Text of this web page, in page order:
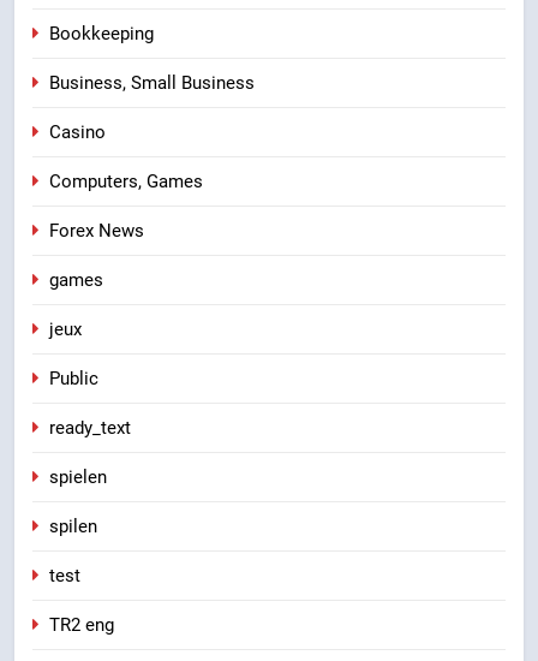
Bookkeeping
Business, Small Business
Casino
Computers, Games
Forex News
games
jeux
Public
ready_text
spielen
spilen
test
TR2 eng